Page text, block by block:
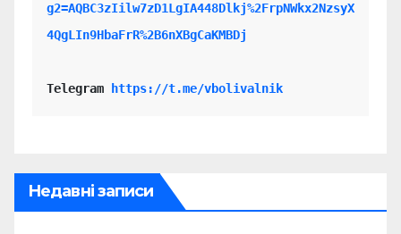
g2=AQBC3zIilw7zD1LgIA448Dlkj%2FrpNWkx2NzsyX
4QgLIn9HbaFrR%2B6nXBgCaKMBDj
Telegram https://t.me/vbolivalnik
Недавні записи